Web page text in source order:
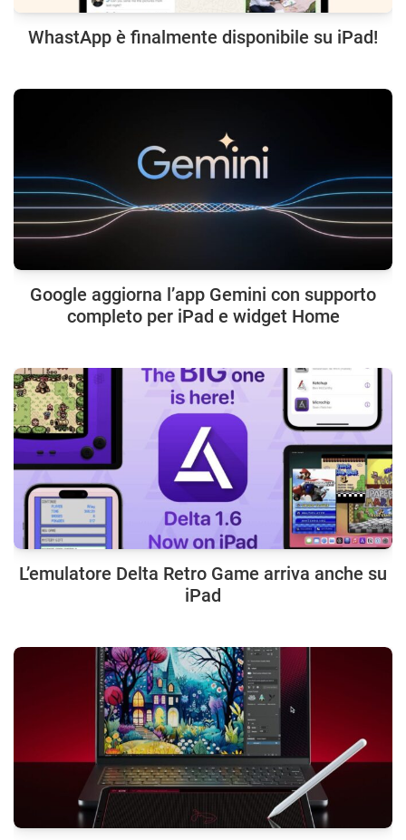
WhastApp è finalmente disponibile su iPad!
Google aggiorna l’app Gemini con supporto
completo per iPad e widget Home
L’emulatore Delta Retro Game arriva anche su
iPad